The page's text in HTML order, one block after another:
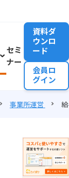
セミ
ナー
資料ダ
ウンロ
ード
会員ロ
グイン
事業所運営